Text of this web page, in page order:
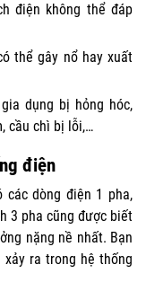
điện không thể đáp
thể gây nổ hay xuất
dụng bị hỏng hóc,
cầu chì bị lỗi,…
điện
các dòng điện 1 pha,
3 pha cũng được biết
nặng nề nhất. Bạn
ra trong hệ thống